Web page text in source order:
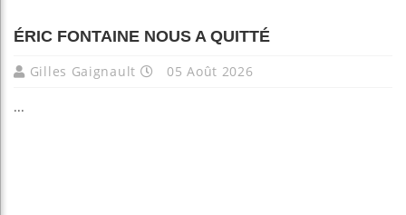
ÉRIC FONTAINE NOUS A QUITTÉ
Gilles Gaignault 05 Août 2026
...